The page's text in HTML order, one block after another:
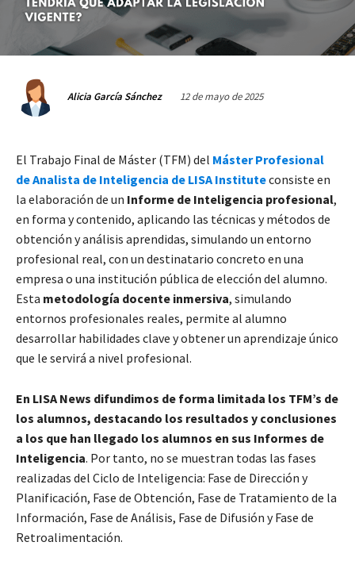
Alicia García Sánchez 12 de mayo de 2025
El Trabajo Final de Máster (TFM) del Máster Profesional
de Analista de Inteligencia de LISA Instituteconsiste en
la elaboración de un Informe de Inteligencia profesional,
en forma y contenido, aplicando las técnicas y métodos de
obtención y análisis aprendidas, simulando un entorno
profesional real, con un destinatario concreto en una
empresa o una institución pública de elección del alumno.
Esta metodología docente inmersiva, simulando
entornos profesionales reales, permite al alumno
desarrollar habilidades clave y obtener un aprendizaje único
que le servirá a nivel profesional.
En LISA News difundimos de forma limitada los TFM’s de
los alumnos, destacando los resultados y conclusiones
a los que han llegado los alumnos en sus Informes de
Inteligencia. Por tanto, no se muestran todas las fases
realizadas del Ciclo de Inteligencia: Fase de Dirección y
Planificación, Fase de Obtención, Fase de Tratamiento de la
Información, Fase de Análisis, Fase de Difusión y Fase de
Retroalimentación.